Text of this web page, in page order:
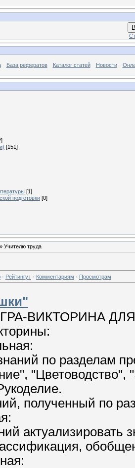
База рефератов Каталог статей Новости
[151]
[1]
подготовки [0]
» Учителю труда
· Рейтингу · Комментариям · Просмотрам
ВИКТОРИНА
по разделам
"Цветоводство",
полученный по